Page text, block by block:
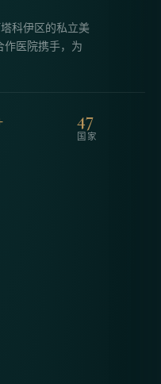
科伊区的私立美
作医院携手，为
47
国家